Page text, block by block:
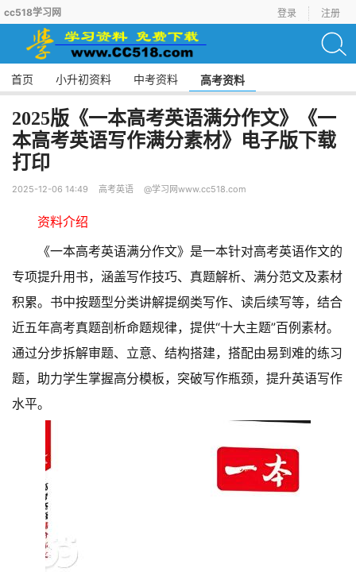
cc518学习网 登录 注册
首页 小升初资料 中考资料 高考资料
2025版《一本高考英语满分作文》《一
本高考英语写作满分素材》电子版下载
打印
2025-12-06 14:49 高考英语 @学习网www.cc518.com
资料介绍
《一本高考英语满分作文》是一本针对高考英语作文的
专项提升用书，涵盖写作技巧、真题解析、满分范文及素材
积累。书中按题型分类讲解提纲类写作、读后续写等，结合
近五年高考真题剖析命题规律，提供“十大主题”百例素材。
通过分步拆解审题、立意、结构搭建，搭配由易到难的练习
题，助力学生掌握高分模板，突破写作瓶颈，提升英语写作
水平。